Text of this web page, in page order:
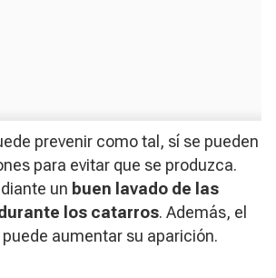
prevenir como tal, sí se pueden
para evitar que se produzca.
un buen lavado de las
los catarros. Además, el
puede aumentar su aparición.